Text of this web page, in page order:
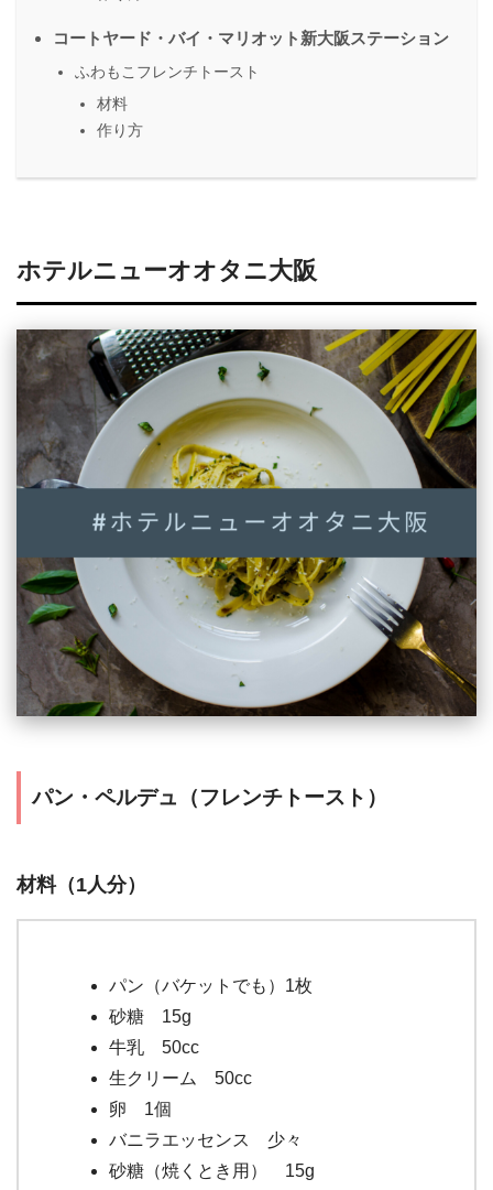
コートヤード・バイ・マリオット新大阪ステーション
ふわもこフレンチトースト
材料
作り方
ホテルニューオオタニ大阪
パン・ペルデュ（フレンチトースト）
材料（1人分）
パン（バケットでも）1枚
砂糖 15g
牛乳 50cc
生クリーム 50cc
卵 1個
バニラエッセンス 少々
砂糖（焼くとき用） 15g